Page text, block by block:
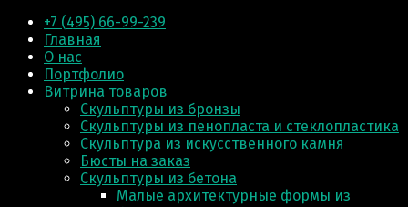
+7 (495) 66-99-239
Главная
О нас
Портфолио
Витрина товаров
Скульптуры из бронзы
Скульптуры из пенопласта и стеклопластика
Скульптура из искусственного камня
Бюсты на заказ
Скульптуры из бетона
Малые архитектурные формы из